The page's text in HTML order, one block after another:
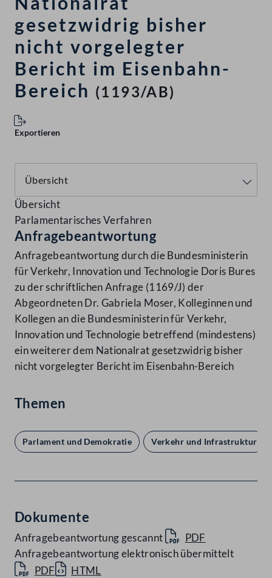
gesetzwidrig bisher
nicht vorgelegter
Bericht im Eisenbahn-
Bereich (1193/AB)
Exportieren
Übersicht
Parlamentarisches Verfahren
Anfragebeantwortung
Anfragebeantwortung durch die Bundesministerin
für Verkehr, Innovation und Technologie Doris Bures
zu der schriftlichen Anfrage (1169/J) der
Abgeordneten Dr. Gabriela Moser, Kolleginnen und
Kollegen an die Bundesministerin für Verkehr,
Innovation und Technologie betreffend (mindestens)
ein weiterer dem Nationalrat gesetzwidrig bisher
nicht vorgelegter Bericht im Eisenbahn-Bereich
Themen
Parlament und Demokratie Verkehr und Infrastruktur
Dokumente
Anfragebeantwortung gescannt
PDF
Anfragebeantwortung elektronisch übermittelt
PDF
HTML